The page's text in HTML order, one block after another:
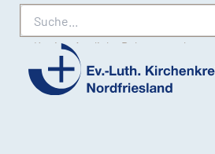
Suche
Karriere Amtliche Bekanntmachungen
Ev.-